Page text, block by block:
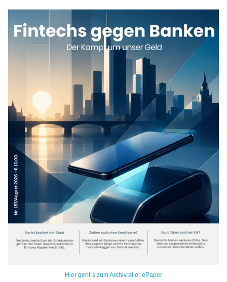
Hier geht´s zum Archiv aller ePaper